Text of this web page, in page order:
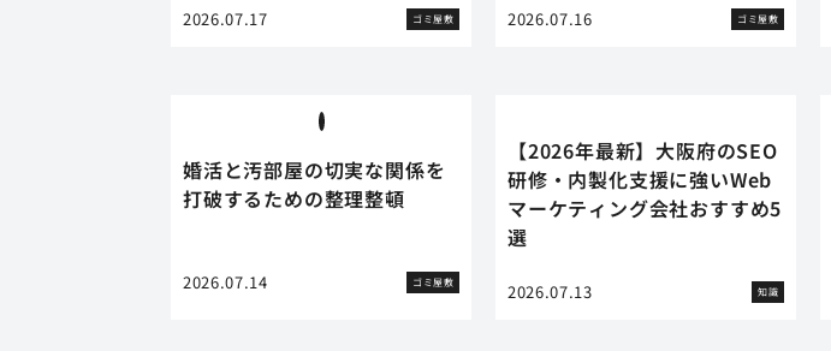
2026.07.17 ゴミ屋敷 2026.07.16 ゴミ屋敷
婚活と汚部屋の切実な関係を
打破するための整理整頓
2026.07.14 ゴミ屋敷
【2026年最新】大阪府のSEO
研修・内製化支援に強いWeb
マーケティング会社おすすめ5
選
2026.07.13 知識